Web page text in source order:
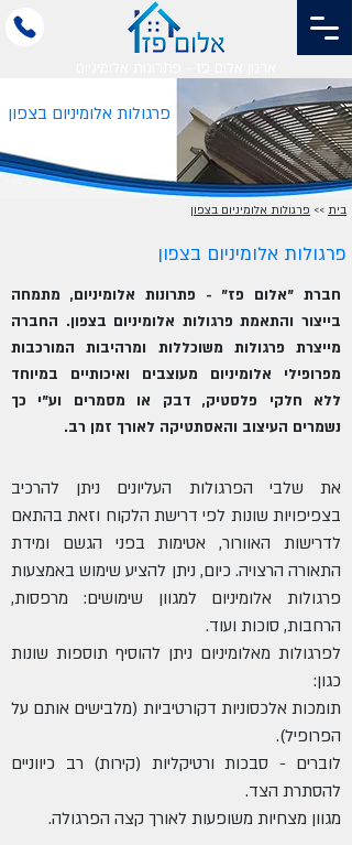
פרגולות אלומיניום בצפון
בית >> פרגולות אלומיניום בצפון
פרגולות אלומיניום בצפון
חברת "אלום פז" - פתרונות אלומיניום, מתמחה
בייצור והתאמת פרגולות אלומיניום בצפון. החברה
מייצרת פרגולות משוכללות ומרהיבות המורכבות
מפרופילי אלומיניום מעוצבים ואיכותיים במיוחד
ללא חלקי פלסטיק, דבק או מסמרים וע"י כך
נשמרים העיצוב והאסתטיקה לאורך זמן רב.
את שלבי הפרגולות העליונים ניתן להרכיב
בצפיפויות שונות לפי דרישת הלקוח וזאת בהתאם
לדרישות האוורור, אטימות בפני הגשם ומידת
התאורה הרצויה. כיום, ניתן להציע שימוש באמצעות
פרגולות אלומיניום למגוון שימושים: מרפסות,
הרחבות, סוכות ועוד.
לפרגולות מאלומיניום ניתן להוסיף תוספות שונות
כגון:
תומכות אלכסוניות דקורטיביות (מלבישים אותם על
הפרופיל).
לוברים - סבכות ורטיקליות (קירות) רב כיווניים
להסתרת הצד.
מגוון מצחיות משופעות לאורך קצה הפרגולה.